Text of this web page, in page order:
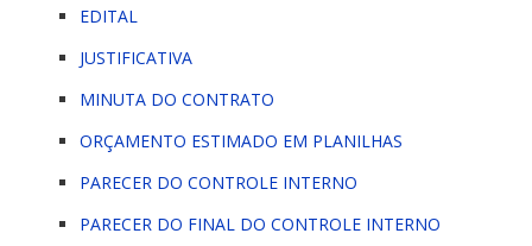
EDITAL
JUSTIFICATIVA
MINUTA DO CONTRATO
ORÇAMENTO ESTIMADO EM PLANILHAS
PARECER DO CONTROLE INTERNO
PARECER DO FINAL DO CONTROLE INTERNO